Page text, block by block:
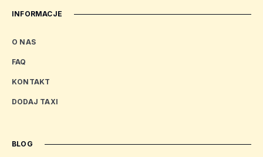
INFORMACJE
O NAS
FAQ
KONTAKT
DODAJ TAXI
BLOG